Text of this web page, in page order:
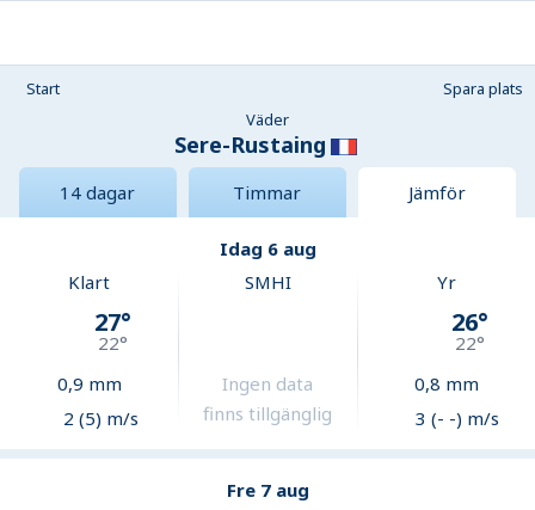
Start
Spara plats
Väder
Sere-Rustaing
14 dagar Timmar Jämför
Idag 6 aug
Klart
27°
22°
0,9 mm
2 (5) m/s
SMHI
Ingen data
finns tillgänglig
Yr
26°
22°
0,8 mm
3 (- -) m/s
Fre 7 aug